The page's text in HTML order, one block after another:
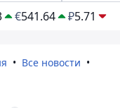
€541.64 ₽5.71
Все новости